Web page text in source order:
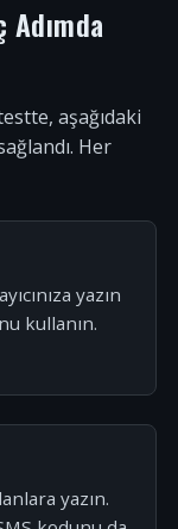
aşağıdaki
Her
yazın
kullanın.
yazın.